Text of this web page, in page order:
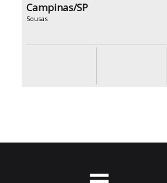
Campinas/SP
Sousas